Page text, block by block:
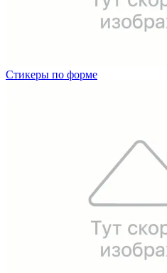
Стикеры по форме